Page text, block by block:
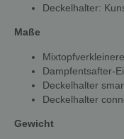
Deckelhalter:
Maße
Dampfentsafter-
Deckelhalter
Deckelhalter
Gewicht